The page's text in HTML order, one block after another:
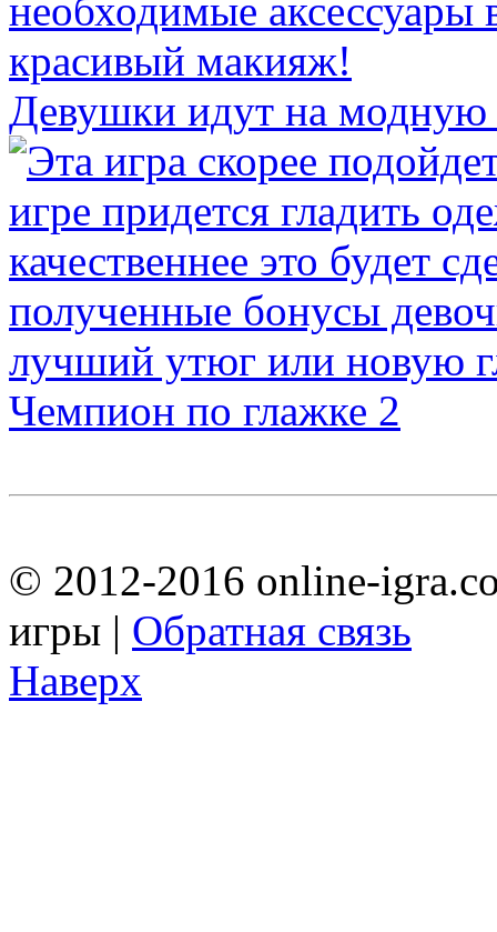
Девушки идут на модную
Чемпион по глажке 2
© 2012-2016 online-
игры | Обратная связь
Наверх